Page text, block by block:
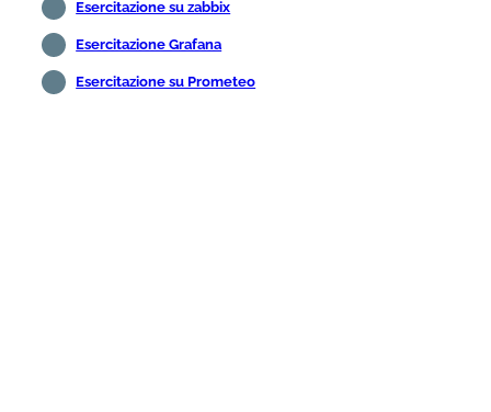
Esercitazione su zabbix
Esercitazione Grafana
Esercitazione su Prometeo